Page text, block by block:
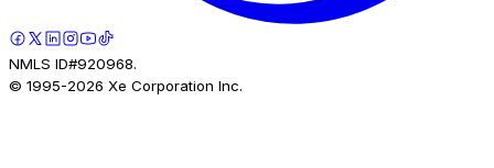
NMLS ID#920968.
© 1995-2026 Xe Corporation Inc.